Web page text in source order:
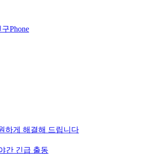
Phone
하게 해결해 드립니다
간 긴급 출동